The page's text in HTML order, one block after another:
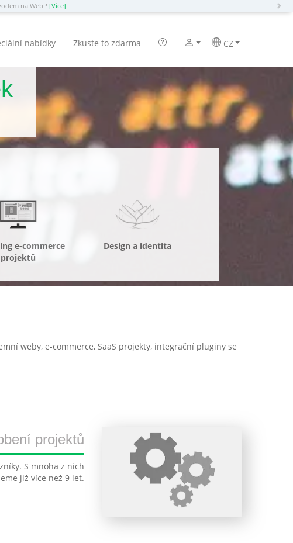
na WebP [Více]
nabídky Zkuste to zdarma CZ
e-commerce
projektů
Design a identita
weby, e-commerce, SaaS projekty, integrační pluginy se
projektů
S mnoha z nich
již více než 9 let.